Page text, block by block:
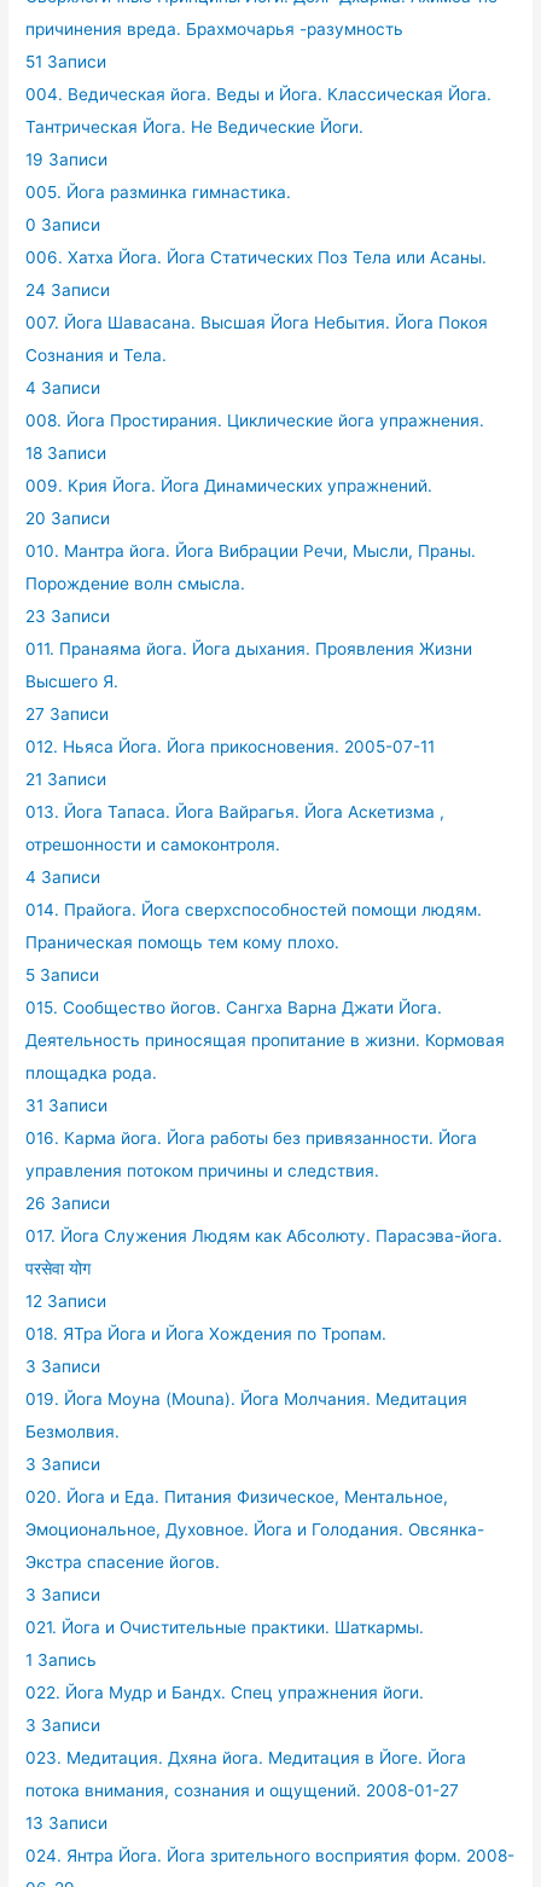
причинения вреда. Брахмочарья -разумность
51 Записи
004. Ведическая йога. Веды и Йога. Классическая Йога.
Тантрическая Йога. Не Ведические Йоги.
19 Записи
005. Йога разминка гимнастика.
0 Записи
006. Хатха Йога. Йога Статических Поз Тела или Асаны.
24 Записи
007. Йога Шавасана. Высшая Йога Небытия. Йога Покоя
Сознания и Тела.
4 Записи
008. Йога Простирания. Циклические йога упражнения.
18 Записи
009. Крия Йога. Йога Динамических упражнений.
20 Записи
010. Мантра йога. Йога Вибрации Речи, Мысли, Праны.
Порождение волн смысла.
23 Записи
011. Пранаяма йога. Йога дыхания. Проявления Жизни
Высшего Я.
27 Записи
012. Ньяса Йога. Йога прикосновения. 2005-07-11
21 Записи
013. Йога Тапаса. Йога Вайрагья. Йога Аскетизма ,
отрешонности и самоконтроля.
4 Записи
014. Прайога. Йога сверхспособностей помощи людям.
Праническая помощь тем кому плохо.
5 Записи
015. Сообщество йогов. Сангха Варна Джати Йога.
Деятельность приносящая пропитание в жизни. Кормовая
площадка рода.
31 Записи
016. Карма йога. Йога работы без привязанности. Йога
управления потоком причины и следствия.
26 Записи
017. Йога Служения Людям как Абсолюту. Парасэва-йога.
परसेवा योग
12 Записи
018. ЯТра Йога и Йога Хождения по Тропам.
3 Записи
019. Йога Моуна (Mouna). Йога Молчания. Медитация
Безмолвия.
3 Записи
020. Йога и Еда. Питания Физическое, Ментальное,
Эмоциональное, Духовное. Йога и Голодания. Овсянка-
Экстра спасение йогов.
3 Записи
021. Йога и Очистительные практики. Шаткармы.
1 Запись
022. Йога Мудр и Бандх. Спец упражнения йоги.
3 Записи
023. Медитация. Дхяна йога. Медитация в Йоге. Йога
потока внимания, сознания и ощущений. 2008-01-27
13 Записи
024. Янтра Йога. Йога зрительного восприятия форм. 2008-